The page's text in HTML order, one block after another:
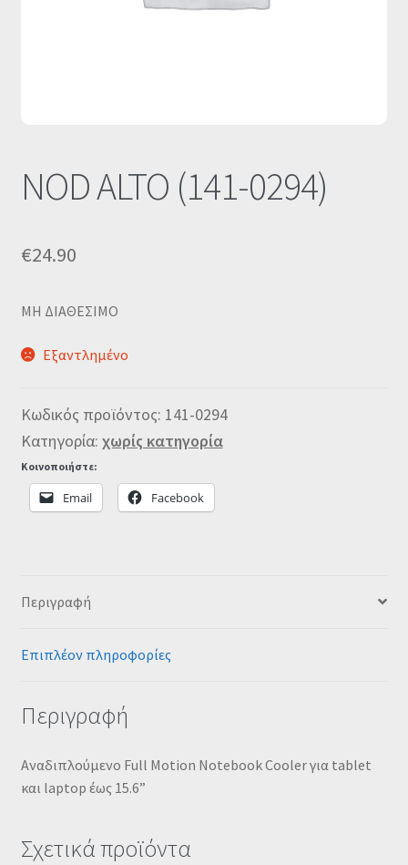
NOD ALTO (141-0294)
€24.90
MΗ ΔΙΑΘΕΣΙΜΟ
Εξαντλημένο
Κωδικός προϊόντος: 141-0294
Κατηγορία: χωρίς κατηγορία
Κοινοποιήστε:
Email Facebook
Περιγραφή
Επιπλέον πληροφορίες
Περιγραφή
Αναδιπλούμενο Full Motion Notebook Cooler για tablet
και laptop έως 15.6”
Σχετικά προϊόντα